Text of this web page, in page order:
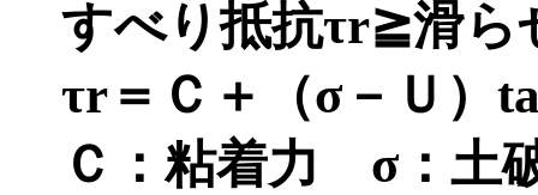
すべり抵抗τr≧滑ら
τr＝Ｃ＋（σ－Ｕ）
Ｃ：粘着力 σ：土